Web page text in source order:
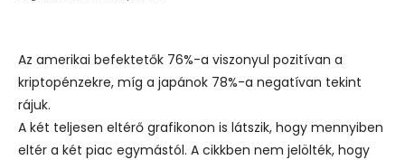
Az amerikai befektetők 76%-a viszonyul pozitívan a
kriptopénzekre, míg a japánok 78%-a negatívan tekint
rájuk.
A két teljesen eltérő grafikonon is látszik, hogy mennyiben
eltér a két piac egymástól. A cikkben nem jelölték, hogy